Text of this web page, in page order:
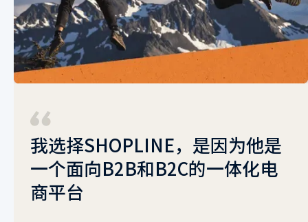
我选择SHOPLINE，是因为他是
一个面向B2B和B2C的一体化电
商平台